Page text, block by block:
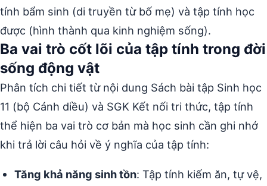
tính bẩm sinh (di truyền từ bố mẹ) và tập tính học
được (hình thành qua kinh nghiệm sống).
Ba vai trò cốt lõi của tập tính trong đời
sống động vật
Phân tích chi tiết từ nội dung Sách bài tập Sinh học
11 (bộ Cánh diều) và SGK Kết nối tri thức, tập tính
thể hiện ba vai trò cơ bản mà học sinh cần ghi nhớ
khi trả lời câu hỏi về ý nghĩa của tập tính:
Tăng khả năng sinh tồn: Tập tính kiếm ăn, tự vệ,